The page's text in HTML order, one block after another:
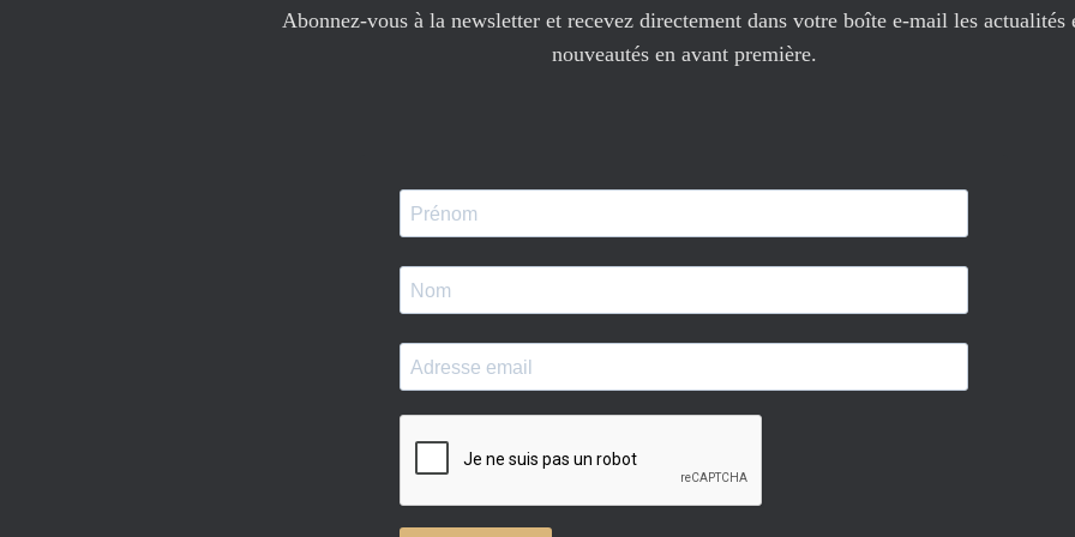
Abonnez-vous à la newsletter et recevez directement dans votre boîte e-mail les actualités
nouveautés en avant première.